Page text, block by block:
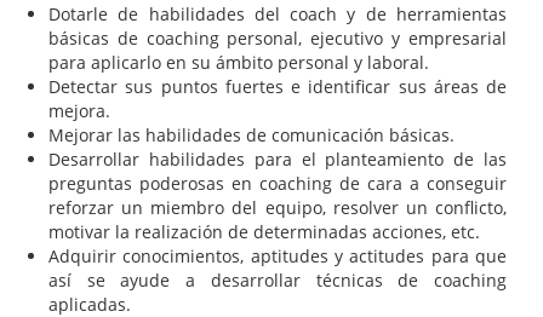
Dotarle de habilidades del coach y de herramientas
básicas de coaching personal, ejecutivo y empresarial
para aplicarlo en su ámbito personal y laboral.
Detectar sus puntos fuertes e identificar sus áreas de
mejora.
Mejorar las habilidades de comunicación básicas.
Desarrollar habilidades para el planteamiento de las
preguntas poderosas en coaching de cara a conseguir
reforzar un miembro del equipo, resolver un conflicto,
motivar la realización de determinadas acciones, etc.
Adquirir conocimientos, aptitudes y actitudes para que
así se ayude a desarrollar técnicas de coaching
aplicadas.